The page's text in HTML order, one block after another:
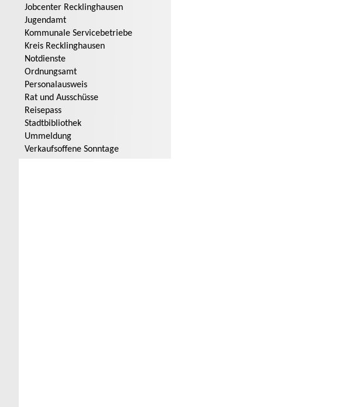
Jobcenter Recklinghausen
Jugendamt
Kommunale Servicebetriebe
Kreis Recklinghausen
Notdienste
Ordnungsamt
Personalausweis
Rat und Ausschüsse
Reisepass
Stadtbibliothek
Ummeldung
Verkaufsoffene Sonntage